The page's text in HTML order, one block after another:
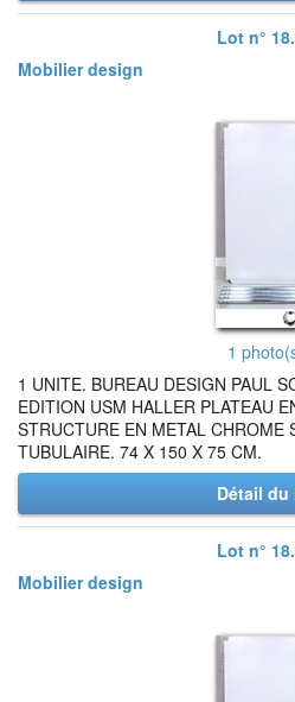
Lot n°
Mobilier design
1
1 UNITE. BUREAU DESIGN PAUL
EDITION USM HALLER PLATEAU
STRUCTURE EN METAL CHROME
TUBULAIRE. 74 X 150 X 75 CM.
Détail du
Lot n°
Mobilier design